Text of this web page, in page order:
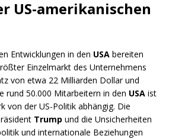
US-amerikanischen
Entwicklungen in den USA bereiten
Einzelmarkt des Unternehmens
von etwa 22 Milliarden Dollar und
rund 50.000 Mitarbeitern in den USA ist
von der US-Politik abhängig. Die
Trump und die Unsicherheiten
und internationale Beziehungen